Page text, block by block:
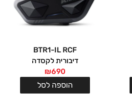
BTR1-IL RCF
דיבורית לקסדה
₪690
הוספה לסל